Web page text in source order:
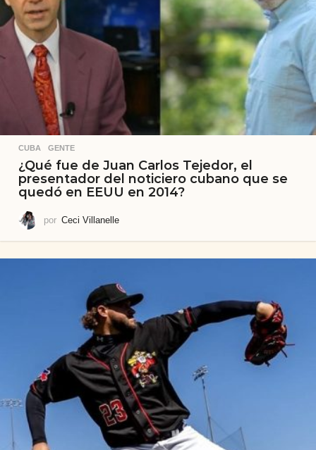
CUBA ,GENTE
¿Qué fue de Juan Carlos Tejedor, el
presentador del noticiero cubano que se
quedó en EEUU en 2014?
por Ceci Villanelle